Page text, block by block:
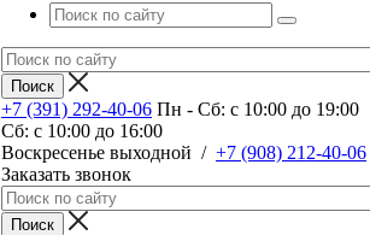
+7 (391) 292-40-06 Пн - Сб: c 10:00 до 19:00
Сб: c 10:00 до 16:00
​Воскресенье выходной / +7 (908) 212-40-06
Заказать звонок